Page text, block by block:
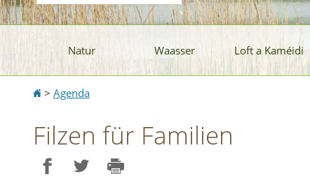
Natur Waasser Loft a Kaméidi
Accueil
> Agenda
Filzen für Familien